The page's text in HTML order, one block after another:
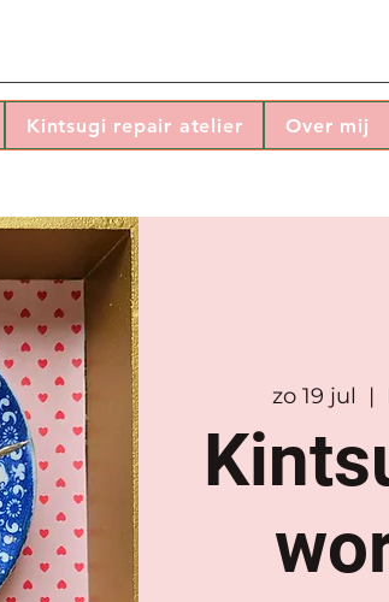
Kintsugi repair atelier Over mij
zo 19 jul
  |